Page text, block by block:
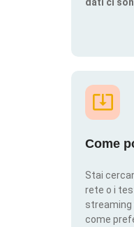
Come
Stai
rete o i
streaming
come